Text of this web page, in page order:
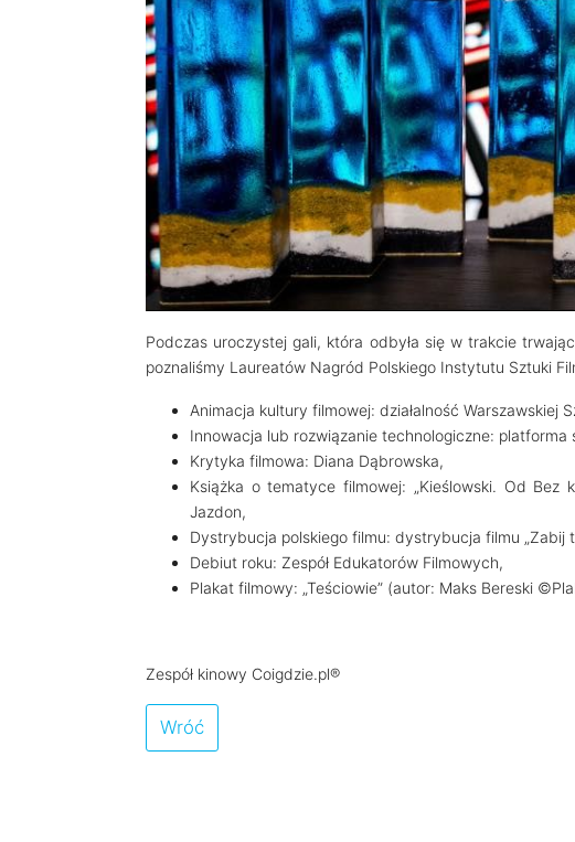
Podczas uroczystej gali, która odbyła się w trakcie
poznaliśmy Laureatów Nagród Polskiego Instytutu Sztuki
Animacja kultury filmowej: działalność Warszawskiej
Innowacja lub rozwiązanie technologiczne: platforma
Krytyka filmowa: Diana Dąbrowska,
Książka o tematyce filmowej: „Kieślowski. Od Bez
Jazdon,
Dystrybucja polskiego filmu: dystrybucja filmu „Zabij
Debiut roku: Zespół Edukatorów Filmowych,
Plakat filmowy: „Teściowie” (autor: Maks Bereski
Zespół kinowy Coigdzie.pl®
Wróć